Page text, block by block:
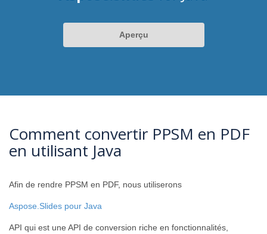
Aperçu
Comment convertir PPSM en PDF
en utilisant Java
Afin de rendre PPSM en PDF, nous utiliserons
Aspose.Slides pour Java
API qui est une API de conversion riche en fonctionnalités,